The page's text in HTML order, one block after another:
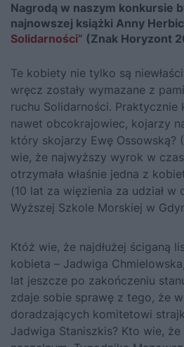
Nagrodą w naszym konkursie
najnowszej książki Anny
Solidarności” (Znak Horyzont
Te kobiety nie tylko są
wręcz zostały wymazane z
ruchu Solidarności. Praktycznie
nawet obcokrajowiec, kojarzy
który skojarzy Ewę
wie, że najwyższy wyrok w
otrzymała właśnie jedna z
(10 lat za więzienia za udział w
Wyższej Szkole Morskiej w
Któż wie, że najdłużej ściganą
kobieta – Jadwiga
lat jeszcze po zakończeniu
zdaje sobie sprawę z tego, że
doradzających komitetowi
Jadwiga Staniszkis? Kto wie,